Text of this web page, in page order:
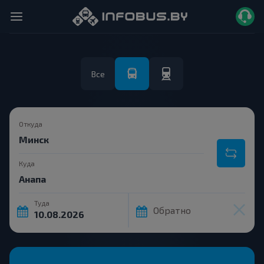
Все
Откуда
Куда
Туда
Обратно